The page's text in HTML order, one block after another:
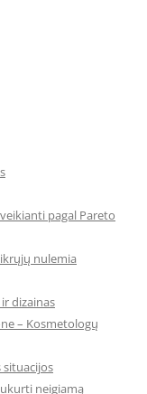
pagal Pareto
nulemia
dizainas
– Kosmetologų
neigiamą